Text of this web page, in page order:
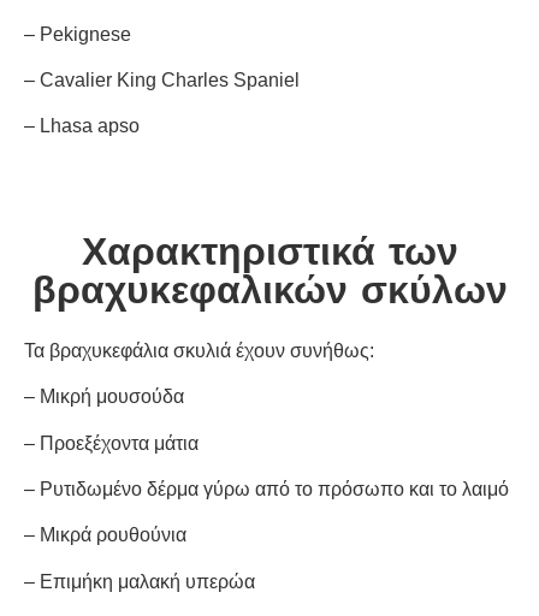
– Pekignese
– Cavalier King Charles Spaniel
– Lhasa apso
Χαρακτηριστικά των
βραχυκεφαλικών σκύλων
Τα βραχυκεφάλια σκυλιά έχουν συνήθως:
– Μικρή μουσούδα
– Προεξέχοντα μάτια
– Ρυτιδωμένο δέρμα γύρω από το πρόσωπο και το λαιμό
– Μικρά ρουθούνια
– Επιμήκη μαλακή υπερώα